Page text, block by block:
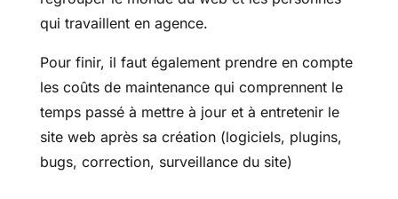
qui travaillent en agence.
Pour finir, il faut également prendre en compte
les coûts de maintenance qui comprennent le
temps passé à mettre à jour et à entretenir le
site web après sa création (logiciels, plugins,
bugs, correction, surveillance du site)